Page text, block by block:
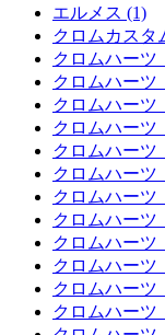
エルメス (1)
クロムカスタ
クロムハー
クロムハー
クロムハー
クロムハー
クロムハー
クロムハー
クロムハー
クロムハー
クロムハー
クロムハー
クロムハー
クロムハー